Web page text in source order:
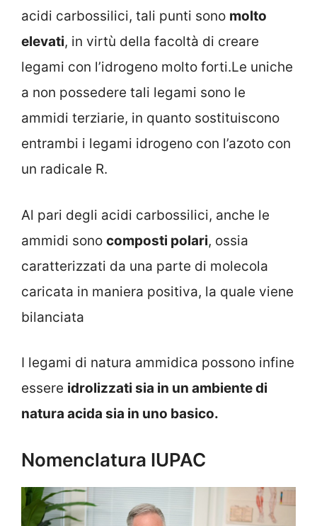
acidi carbossilici, tali punti sono molto
elevati, in virtù della facoltà di creare
legami con l’idrogeno molto forti.Le uniche
a non possedere tali legami sono le
ammidi terziarie, in quanto sostituiscono
entrambi i legami idrogeno con l’azoto con
un radicale R.
Al pari degli acidi carbossilici, anche le
ammidi sono composti polari, ossia
caratterizzati da una parte di molecola
caricata in maniera positiva, la quale viene
bilanciata
I legami di natura ammidica possono infine
essere idrolizzati sia in un ambiente di
natura acida sia in uno basico.
Nomenclatura IUPAC